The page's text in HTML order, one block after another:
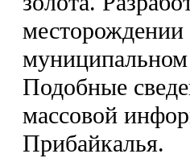
муниципальном
Подобные
массовой
Прибайкалья.